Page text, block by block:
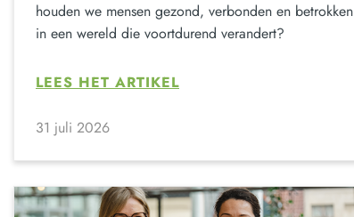
houden we mensen gezond, verbonden en betrokken
in een wereld die voortdurend verandert?
LEES HET ARTIKEL
31 juli 2026